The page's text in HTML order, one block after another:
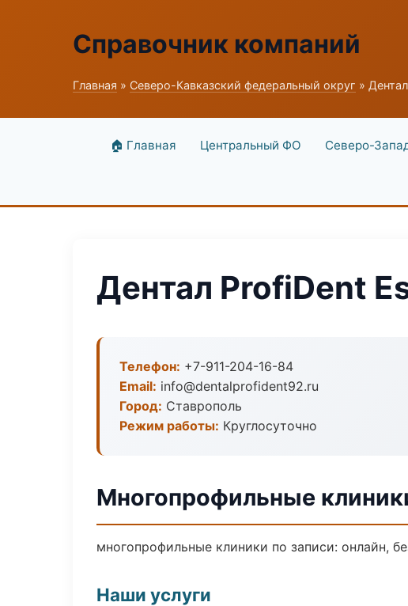
Справочник компаний
Главная » Северо-Кавказский федеральный округ »
🏠 Главная Центральный ФО Северо-
Дентал ProfiDent
Телефон: +7-911-204-16-84
Email: info@dentalprofident92.ru
Город: Ставрополь
Режим работы: Круглосуточно
Многопрофильные
многопрофильные клиники по записи: онлайн,
Наши услуги